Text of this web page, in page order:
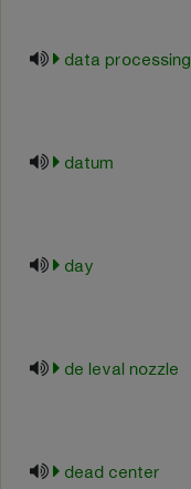
data processing
datum
day
de leval nozzle
dead center